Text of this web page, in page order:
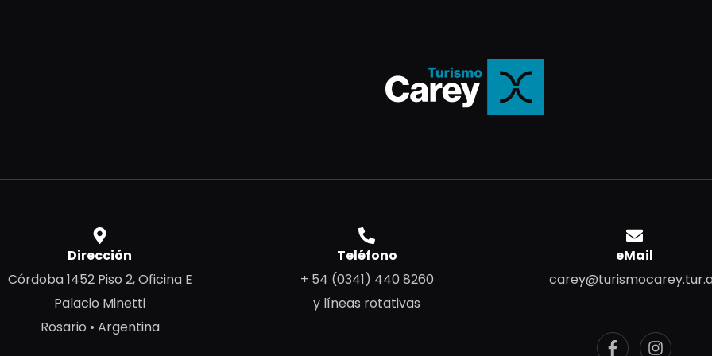
Dirección
Córdoba 1452 Piso 2, Oficina E
Palacio Minetti
Rosario • Argentina
Teléfono
+ 54 (0341) 440 8260
y líneas rotativas
eMail